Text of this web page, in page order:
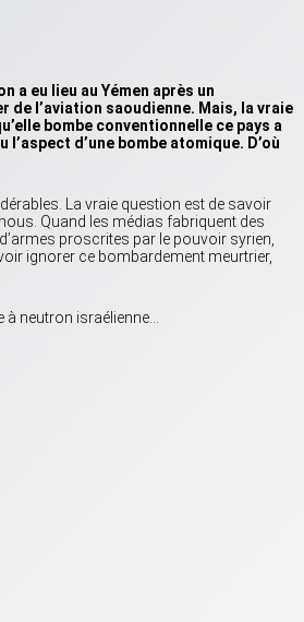
a eu lieu au Yémen après un
de l’aviation saoudienne. Mais, la vraie
bombe conventionnelle ce pays a
d’une bombe atomique. D’où
La vraie question est de savoir
Quand les médias fabriquent des
proscrites par le pouvoir syrien,
ignorer ce bombardement meurtrier,
à neutron israélienne…